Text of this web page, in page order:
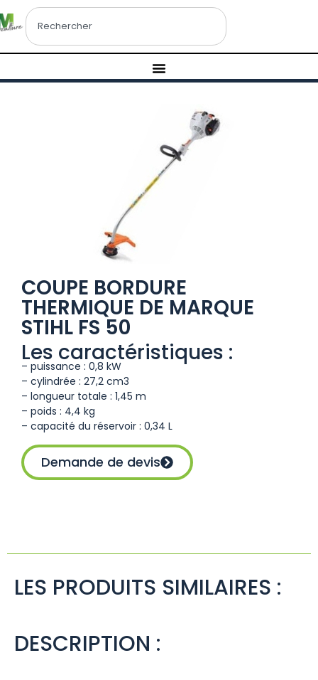
COUPE BORDURE
THERMIQUE DE MARQUE
STIHL FS 50
Les caractéristiques :
– puissance : 0,8 kW
– cylindrée : 27,2 cm3
– longueur totale : 1,45 m
– poids : 4,4 kg
– capacité du réservoir : 0,34 L
Demande de devis
LES PRODUITS SIMILAIRES :
DESCRIPTION :